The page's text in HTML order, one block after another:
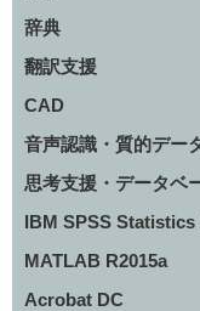
辞典
翻訳支援
CAD
音声認識・質的デー
思考支援・データベ
IBM SPSS Statistics
MATLAB R2015a
Acrobat DC